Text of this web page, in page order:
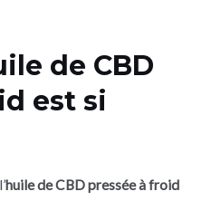
de CBD
est si
huile de CBD pressée à froid